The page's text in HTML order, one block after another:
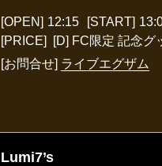
[OPEN] 12:15 [START]
[PRICE] [D] FC限定 記念グ
[お問合せ] ライブエグザム
Lumi7’s